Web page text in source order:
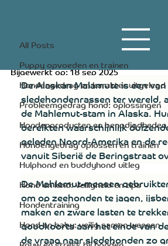
All Posts
Puppy opvoeden en trainen
Hondengedrag en karakter uitgelegd
Probleemgedrag hond: oplossingen
Hondenproducten en benodigdheden
Hondengedrag oplossen en trainen
Hulphond en buddyhond uitleg
Hond en kind: veiligheid en tips
Hondentraining
Hond en baby: veilig samen wennen
Alaskan Malamute
5 minuten om te lezen
Bijgewerkt op:18 sep 2025
De Alaskan Malamute is een
sledehondenrassen ter wereld,
de Mahlemut-stam in Alaska.
bereikten waarschijnlijk
geleden Noord-Amerika en de
vanuit Siberië de Beringstraat
De Mahlemut-mensen
om op zeehonden te jagen,
maken en zware lasten te
goudkoorts aan het einde van
de vraag naar sledehonden zo